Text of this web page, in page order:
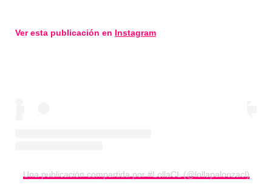
Ver esta publicación en Instagram
Una publicación compartida por #LollaCL (@lollapaloozacl)